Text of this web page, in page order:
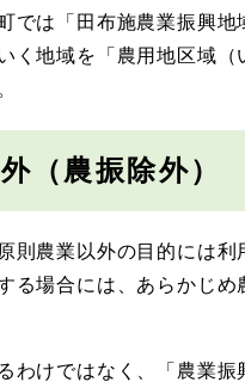
では「田布施農業振興地
く地域を「農用地区域
（農振除外）
農業以外の目的には利
る場合には、あらかじめ
けではなく、「農業振